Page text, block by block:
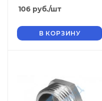
106 руб./шт
В КОРЗИНУ